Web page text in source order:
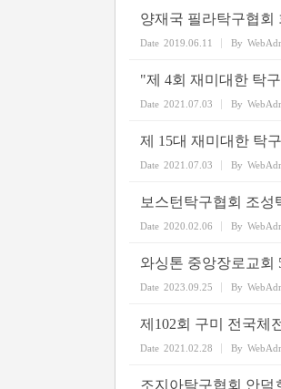
양재국 필라탁구협회
Date 2019.06.11 By
"제 4회 재미대한 탁
Date 2021.07.03 By
제 15대 재미대한 탁
Date 2021.07.03 By
보스턴탁구협회 조성
Date 2020.02.06 By
와싱톤 중앙장로교회
Date 2023.09.25 By
제102회 구미 전국체
Date 2021.02.28 By
조지아탁구협회 안덕